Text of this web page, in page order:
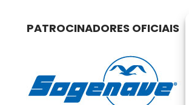
PATROCINADORES OFICIAIS